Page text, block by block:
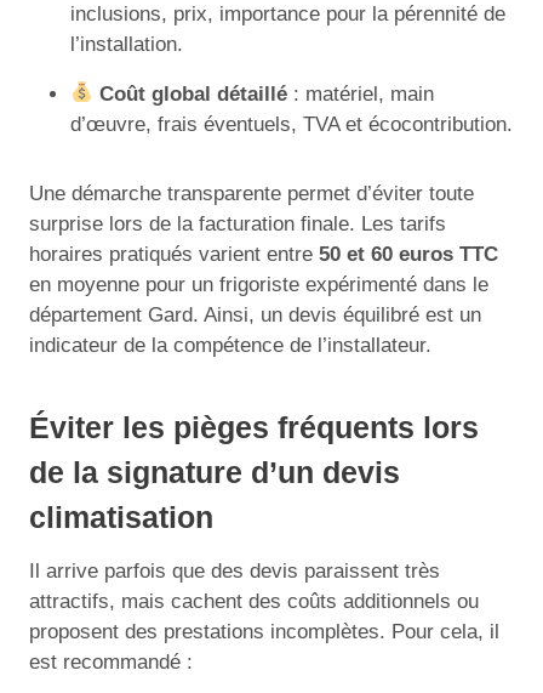
inclusions, prix, importance pour la pérennité de
l’installation.
Coût global détaillé : matériel, main
d’œuvre, frais éventuels, TVA et écocontribution.
Une démarche transparente permet d’éviter toute
surprise lors de la facturation finale. Les tarifs
horaires pratiqués varient entre 50 et 60 euros TTC
en moyenne pour un frigoriste expérimenté dans le
département Gard. Ainsi, un devis équilibré est un
indicateur de la compétence de l’installateur.
Éviter les pièges fréquents lors
de la signature d’un devis
climatisation
Il arrive parfois que des devis paraissent très
attractifs, mais cachent des coûts additionnels ou
proposent des prestations incomplètes. Pour cela, il
est recommandé :